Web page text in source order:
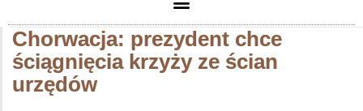
Chorwacja: prezydent chce
ściągnięcia krzyży ze ścian
urzędów